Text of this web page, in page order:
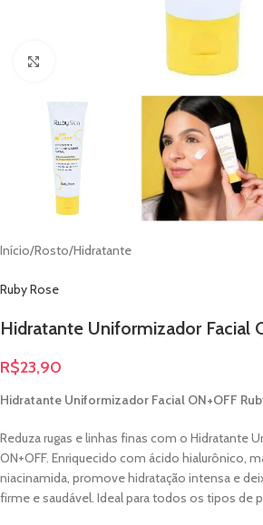
Início/Rosto/Hidratante
Ruby Rose
Hidratante Uniformizador Facial
R$23,90
Hidratante Uniformizador Facial ON+OFF
Reduza rugas e linhas finas com o Hidratante
ON+OFF. Enriquecido com ácido hialurônico,
niacinamida, promove hidratação intensa e
firme e saudável. Ideal para todos os tipos de